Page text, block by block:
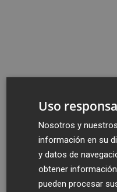
Uso
Nosotros y
información en su
y datos de
obtener
pueden procesar